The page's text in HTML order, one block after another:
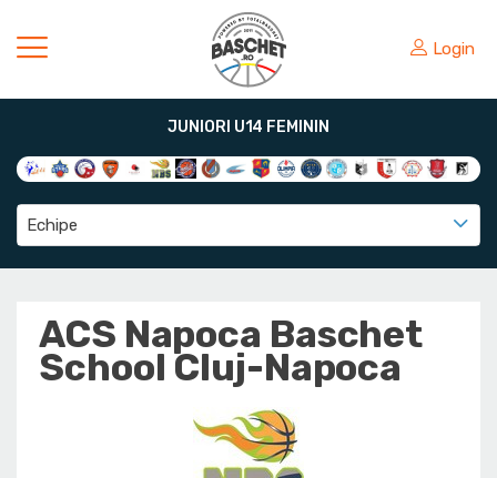
Login
JUNIORI U14 FEMININ
Echipe
ACS Napoca Baschet
School Cluj-Napoca